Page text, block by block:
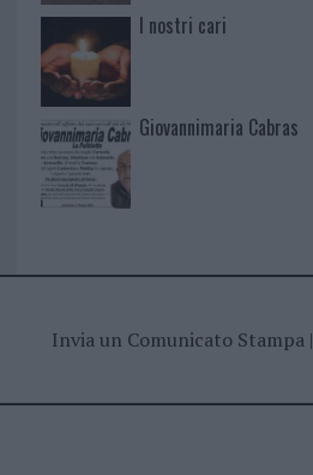
I nostri cari
Giovannimaria Cabras
Invia un Comunicato Stampa|